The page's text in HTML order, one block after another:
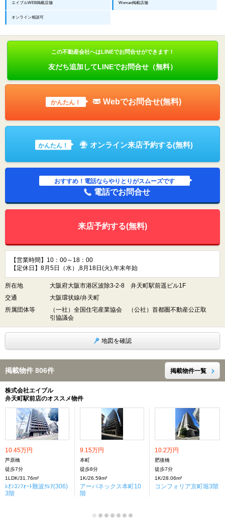
エイブルWEB掲載店舗 Woman掲載店舗
オンライン相談可
この不動産会社へはLINEでお問合せができます！
友だち追加してLINEでお問合せ（無料）
かんたん！ Webでお問合せ(無料)
かんたん！ オンライン来店予約する(無料)
おすすめ！電話ならやりとりがスムーズです
電話でお問合せ
来店予約する(無料)
【営業時間】10：00～18：00
【定休日】8月5日（水）,8月18日(火),年末年始
所在地
大阪府大阪市港区波除3-2-8 弁天町駅前遥ビル1F
交通
大阪環状線/弁天町
所属団体等
（一社）全国住宅産業協会 （公社）首都圏不動産公正取
引協議会
地図を確認
掲載物件 806件 掲載物件一覧
株式会社エイブル
弁天町駅前店のオススメ物件
10.45万円
芦原橋
徒歩7分
1LDK/31.76m²
ﾚｵﾝｺﾝﾌｫｰﾄ難波ｸﾚｱ(306)
3階
9.15万円
本町
徒歩8分
1K/26.59m²
アーバネックス本町10
階
10.2万円
肥後橋
徒歩7分
1K/28.06m²
コンフォリア京町堀3階